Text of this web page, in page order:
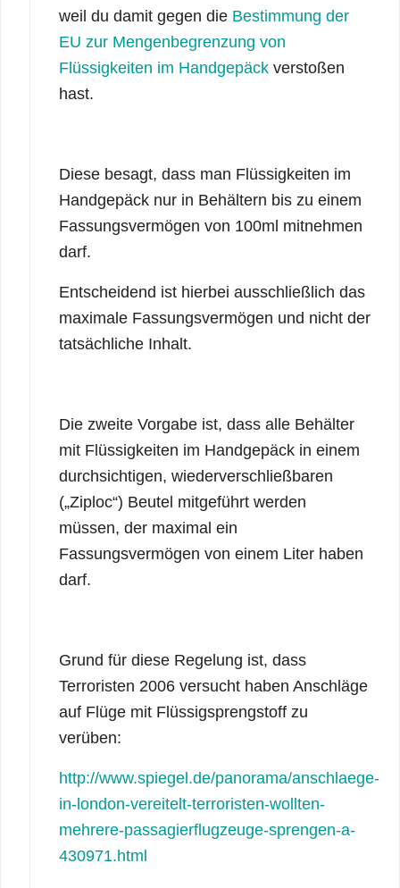
weil du damit gegen die Bestimmung der
EU zur Mengenbegrenzung von
Flüssigkeiten im Handgepäck verstoßen
hast.
Diese besagt, dass man Flüssigkeiten im
Handgepäck nur in Behältern bis zu einem
Fassungsvermögen von 100ml mitnehmen
darf.
Entscheidend ist hierbei ausschließlich das
maximale Fassungsvermögen und nicht der
tatsächliche Inhalt.
Die zweite Vorgabe ist, dass alle Behälter
mit Flüssigkeiten im Handgepäck in einem
durchsichtigen, wiederverschließbaren
(„Ziploc“) Beutel mitgeführt werden
müssen, der maximal ein
Fassungsvermögen von einem Liter haben
darf.
Grund für diese Regelung ist, dass
Terroristen 2006 versucht haben Anschläge
auf Flüge mit Flüssigsprengstoff zu
verüben:
http://www.spiegel.de/panorama/anschlaege-
in-london-vereitelt-terroristen-wollten-
mehrere-passagierflugzeuge-sprengen-a-
430971.html